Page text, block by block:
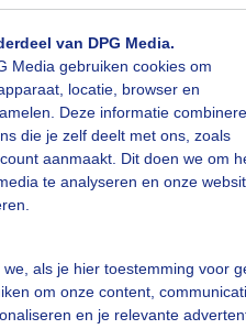
van DPG Media.
Media gebruiken cookies om
locatie, browser en
Deze informatie
die je zelf deelt met ons, zoals
aanmaakt. Dit doen we om
te analyseren en onze
als je hier toestemming voor
om onze content,
en je relevante
#fietsers
#kiters #kurkdroog
#maan #mist
#paraplu
#strakblauwelucht
Mijn weer